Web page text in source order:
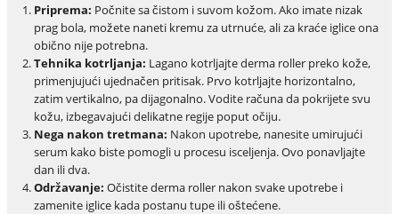
Priprema: Počnite sa čistom i suvom kožom. Ako imate nizak
prag bola, možete naneti kremu za utrnuće, ali za kraće iglice ona
obično nije potrebna.
Tehnika kotrljanja: Lagano kotrljajte derma roller preko kože,
primenjujući ujednačen pritisak. Prvo kotrljajte horizontalno,
zatim vertikalno, pa dijagonalno. Vodite računa da pokrijete svu
kožu, izbegavajući delikatne regije poput očiju.
Nega nakon tretmana: Nakon upotrebe, nanesite umirujući
serum kako biste pomogli u procesu isceljenja. Ovo ponavljajte
dan ili dva.
Održavanje: Očistite derma roller nakon svake upotrebe i
zamenite iglice kada postanu tupe ili oštećene.